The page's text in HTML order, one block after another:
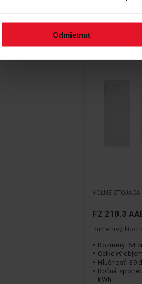
Odmietnuť
VOĽNE
FZ 210.3
Buďte prvý, kto
Rozmery: 54
Celkový
Hlučnosť: 39
Ročná
kWh